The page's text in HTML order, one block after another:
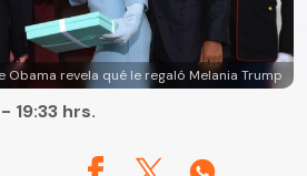
Obama revela qué le regaló Melania Trump
19:33 hrs.